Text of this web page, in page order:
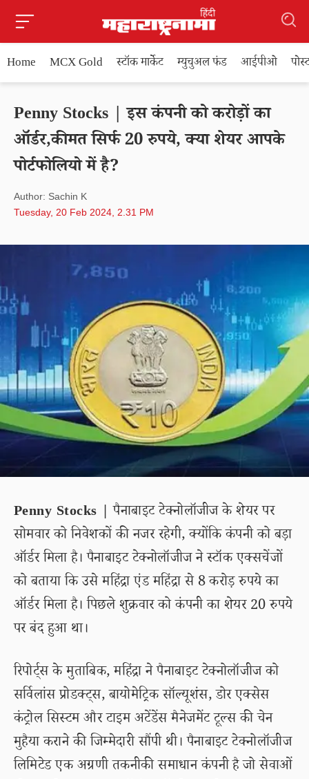
Home MCX Gold स्टॉक मार्केट म्युचुअल फंड आईपीओ
Penny Stocks | इस कंपनी को करोड़ों का
ऑर्डर,कीमत सिर्फ 20 रुपये, क्या शेयर आपके
पोर्टफोलियो में है?
Author: Sachin K
Tuesday, 20 Feb 2024, 2.31 PM
Penny Stocks | पैनाबाइट टेक्नोलॉजीज के शेयर पर
सोमवार को निवेशकों की नजर रहेगी, क्योंकि कंपनी को बड़ा
ऑर्डर मिला है। पैनाबाइट टेक्नोलॉजीज ने स्टॉक एक्सचेंजों
को बताया कि उसे महिंद्रा एंड महिंद्रा से 8 करोड़ रुपये का
ऑर्डर मिला है। पिछले शुक्रवार को कंपनी का शेयर 20 रुपये
पर बंद हुआ था।
रिपोर्ट्स के मुताबिक, महिंद्रा ने पैनाबाइट टेक्नोलॉजीज को
सर्विलांस प्रोडक्ट्स, बायोमेट्रिक सॉल्यूशंस, डोर एक्सेस
कंट्रोल सिस्टम और टाइम अटेंडेंस मैनेजमेंट टूल्स की चेन
मुहैया कराने की जिम्मेदारी सौंपी थी। पैनाबाइट टेक्नोलॉजीज
लिमिटेड एक अग्रणी तकनीकी समाधान कंपनी है जो सेवाओं